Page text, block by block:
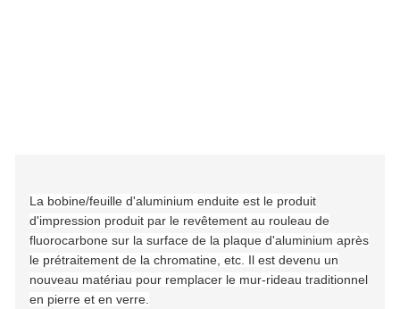
La bobine/feuille d'aluminium enduite est le produit
d'impression produit par le revêtement au rouleau de
fluorocarbone sur la surface de la plaque d'aluminium après
le prétraitement de la chromatine, etc. Il est devenu un
nouveau matériau pour remplacer le mur-rideau traditionnel
en pierre et en verre.